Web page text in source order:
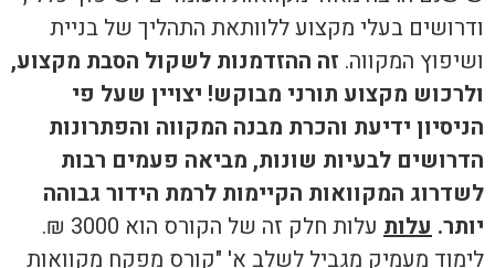
ודרושים בעלי מקצוע ללוותאת התהליך של בניית
ושיפוץ המקווה. זה ההזדמנות לשקול הסבת מקצוע,
ולרכוש מקצוע תורני מבוקש! יצויין שעל פי
הניסיון ידיעת והכרת מבנה המקווה והפתרונות
הדרושים לבעיות שונות, מביאה פעמים רבות
לשדרוג המקוואות הקיימות לרמת הידור גבוהה
יותר. עלות עלות חלק זה של הקורס הוא 3000 ₪.
לימוד מעמיק מגביל לשלב א' "קורס מפקח מקוואות